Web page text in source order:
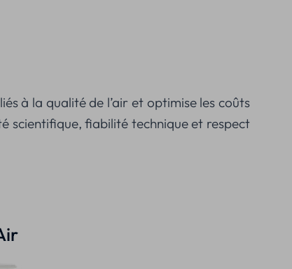
à la qualité de l’air et optimise les coûts
scientifique, fiabilité technique et respect